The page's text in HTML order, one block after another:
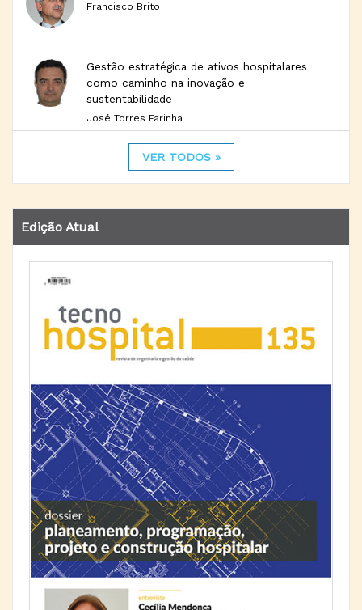
Francisco Brito
Gestão estratégica de ativos hospitalares
como caminho na inovação e
sustentabilidade
José Torres Farinha
VER TODOS »
Edição Atual